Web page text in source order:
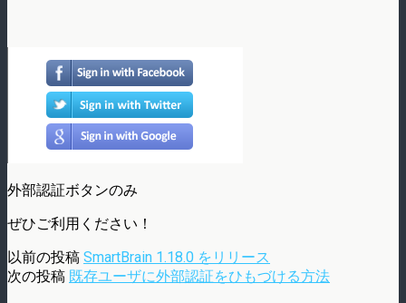
外部認証ボタンのみ
ぜひご利用ください！
以前の投稿 SmartBrain 1.18.0 をリリース
次の投稿 既存ユーザに外部認証をひもづける方法